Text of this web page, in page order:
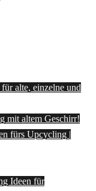
alte, einzelne und
mit altem Geschirr!
fürs Upcycling |
Ideen für